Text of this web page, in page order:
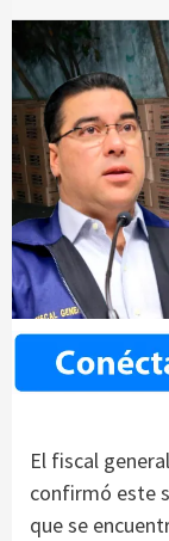
El fiscal
confirmó este
que se